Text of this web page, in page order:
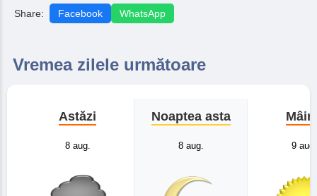
Share: Facebook WhatsApp
Vremea zilele următoare
Astăzi
8 aug.
Noaptea asta
8 aug. 9 aug.